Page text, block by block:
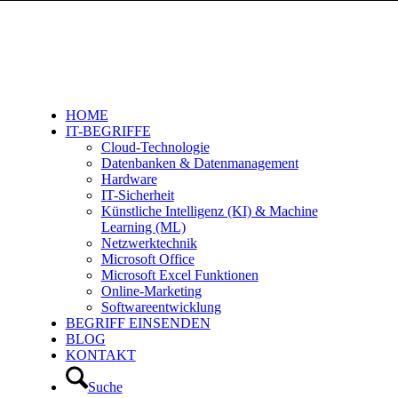
HOME
IT-BEGRIFFE
Cloud-Technologie
Datenbanken & Datenmanagement
Hardware
IT-Sicherheit
Künstliche Intelligenz (KI) & Machine
Learning (ML)
Netzwerktechnik
Microsoft Office
Microsoft Excel Funktionen
Online-Marketing
Softwareentwicklung
BEGRIFF EINSENDEN
BLOG
KONTAKT
Suche